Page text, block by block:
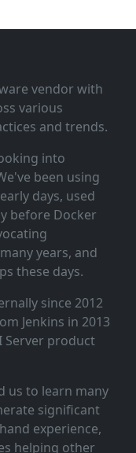
vendor with
various
and trends.
into
been using
days, used
before Docker
years, and
these days.
since 2012
Jenkins in 2013
Server product
us to learn many
significant
experience,
helping other